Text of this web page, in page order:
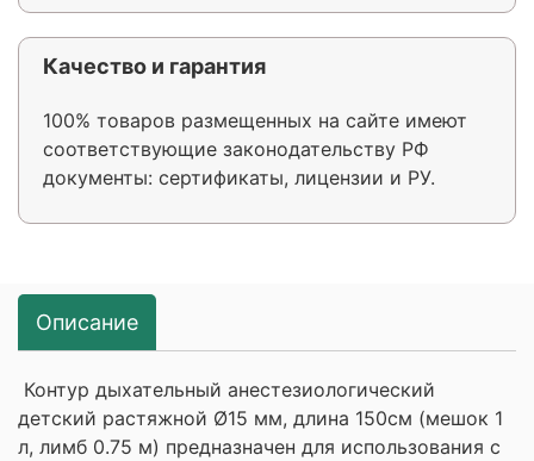
Качество и гарантия
100% товаров размещенных на сайте имеют
соответствующие законодательству РФ
документы: сертификаты, лицензии и РУ.
Описание
Контур дыхательный анестезиологический
детский растяжной Ø15 мм, длина 150см (мешок 1
л, лимб 0.75 м) предназначен для использования с